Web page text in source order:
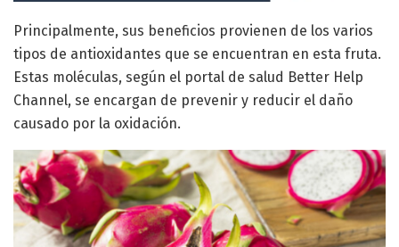
Principalmente, sus beneficios provienen de los varios
tipos de antioxidantes que se encuentran en esta fruta.
Estas moléculas, según el portal de salud Better Help
Channel, se encargan de prevenir y reducir el daño
causado por la oxidación.